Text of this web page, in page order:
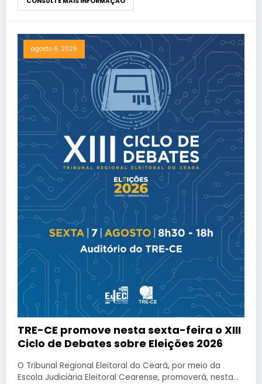
agosto 6, 2026
TRE-CE promove nesta sexta-feira o XIII
Ciclo de Debates sobre Eleições 2026
O Tribunal Regional Eleitoral do Ceará, por meio da
Escola Judiciária Eleitoral Cearense, promoverá, nesta…